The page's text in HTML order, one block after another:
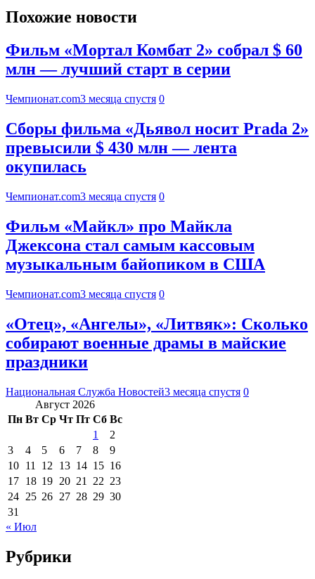
Похожие новости
Фильм «Мортал Комбат 2» собрал $ 60
млн — лучший старт в серии
Чемпионат.com3 месяца спустя 0
Сборы фильма «Дьявол носит Prada 2»
превысили $ 430 млн — лента
окупилась
Чемпионат.com3 месяца спустя 0
Фильм «Майкл» про Майкла
Джексона стал самым кассовым
музыкальным байопиком в США
Чемпионат.com3 месяца спустя 0
«Отец», «Ангелы», «Литвяк»: Сколько
собирают военные драмы в майские
праздники
Национальная Служба Новостей3 месяца спустя 0
Август 2026
Пн Вт Ср Чт Пт Сб Вс
1
2
3
4 5 6 7 8
9
10 11 12 13 14 15 16
17 18 19 20 21 22 23
24 25 26 27 28 29 30
31
« Июл
Рубрики